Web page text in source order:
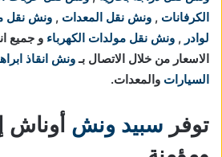
الكرفانات , ونش نقل المعدات , ونش نقل
لوادر , ونش نقل مولدات الكهرباء و جميع
الاسعار من خلال الاتصال بـونش انقاذ
السيارات والمعدات.
توفر سبيد ونش أوناش